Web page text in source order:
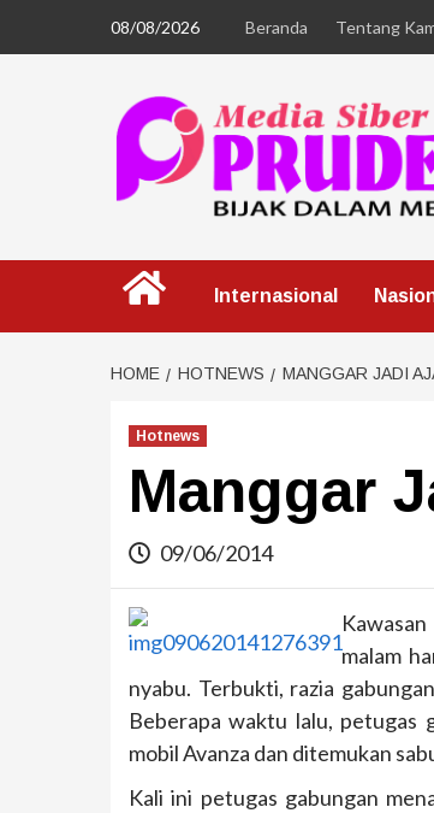
08/08/2026 Beranda Tentang
Internasional
HOME HOTNEWS MANGGAR JADI
Hotnews
Manggar
09/06/2014
malam
nyabu. Terbukti, razia
Beberapa waktu lalu, petugas
mobil Avanza dan ditemukan
Kali ini petugas gabungan